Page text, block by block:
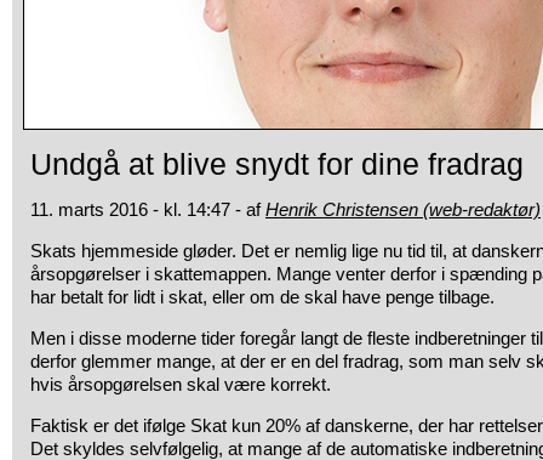
Undgå at blive snydt for dine fradrag
11. marts 2016 - kl. 14:47 - afHenrik Christensen (web-redaktør)
Skats hjemmeside gløder. Det er nemlig lige nu tid til, at
årsopgørelser i skattemappen. Mange venter derfor i spænding
har betalt for lidt i skat, eller om de skal have penge tilbage.
Men i disse moderne tider foregår langt de fleste indberetninger
derfor glemmer mange, at der er en del fradrag, som man selv
hvis årsopgørelsen skal være korrekt.
Faktisk er det ifølge Skat kun 20% af danskerne, der har
Det skyldes selvfølgelig, at mange af de automatiske